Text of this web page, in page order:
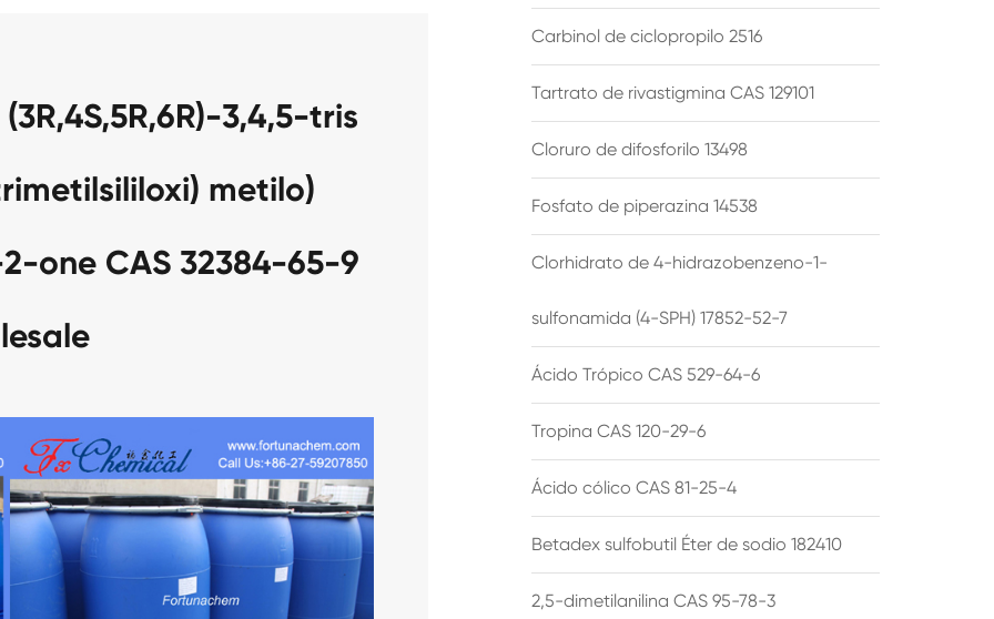
3,4,5-tris
metilo)
one CAS 32384-65-9
Carbinol de ciclopropilo 2516
Tartrato de rivastigmina CAS 129101
Cloruro de difosforilo 13498
Fosfato de piperazina 14538
Clorhidrato de 4-hidrazobenzeno-1-
sulfonamida (4-SPH) 17852-52-7
Ácido Trópico CAS 529-64-6
Tropina CAS 120-29-6
Ácido cólico CAS 81-25-4
Betadex sulfobutil Éter de sodio 182410
2,5-dimetilanilina CAS 95-78-3